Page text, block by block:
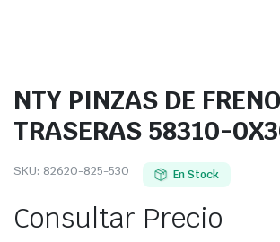
NTY PINZAS DE
TRASERAS 58310-
SKU: 82620-825-530 En Stock
Consultar Precio